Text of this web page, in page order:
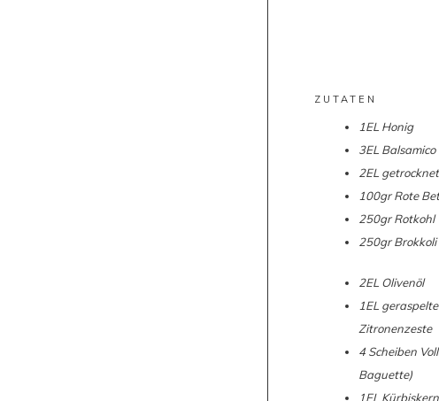
ZUTATEN
1EL Honig
3EL Balsamico
2EL
100gr Rote
250gr Rotkohl
250gr Brokkoli
2EL Olivenöl
1EL geraspelte
Zitronenzeste
4 Scheiben
Baguette)
1EL